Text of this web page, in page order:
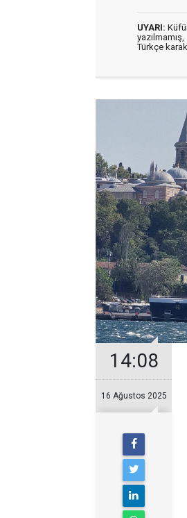
UYARI:
yazılmamış,
Türkçe
14:08
16 Ağustos 2025